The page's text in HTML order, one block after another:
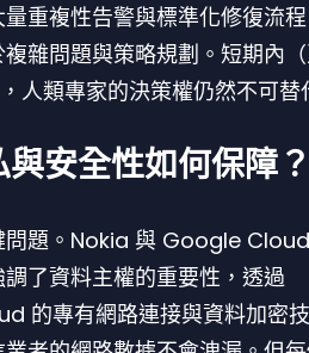
重複性告警與標準化修復流
雜問題與策略規劃。短期內
人類專家的決策權仍然不可替
與安全性如何保障
問題。Nokia 與 Google
了資料主權的重要性，透過
的專有網路連接與資料加密技